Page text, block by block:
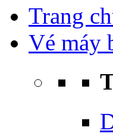
Trang
Vé máy